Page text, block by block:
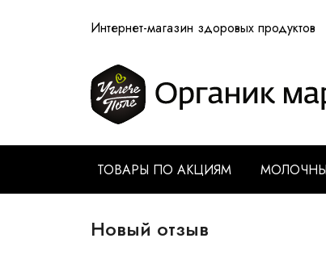
Интернет-магазин здоровых продуктов
ТОВАРЫ ПО АКЦИЯМ
Новый отзыв